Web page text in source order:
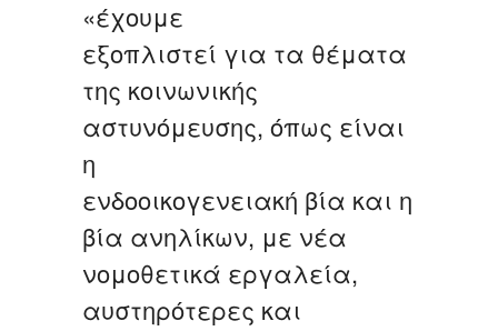
«έχουμε
εξοπλιστεί για τα θέματα
της κοινωνικής
αστυνόμευσης, όπως είναι
η
ενδοοικογενειακή βία και η
βία ανηλίκων, με νέα
νομοθετικά εργαλεία,
αυστηρότερες και